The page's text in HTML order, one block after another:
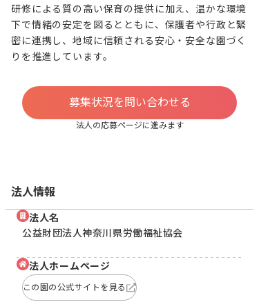
研修による質の高い保育の提供に加え、温かな環境
下で情緒の安定を図るとともに、保護者や行政と緊
密に連携し、地域に信頼される安心・安全な園づく
りを推進しています。
募集状況を問い合わせる
法人の応募ページに進みます
法人情報
法人名
公益財団法人神奈川県労働福祉協会
法人ホームページ
この園の公式サイトを見る